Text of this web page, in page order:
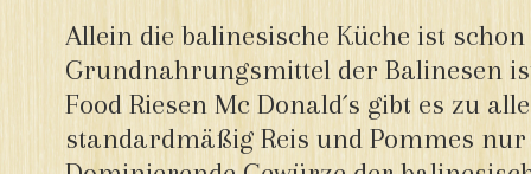
Allein die balinesische Küche ist schon
Grundnahrungsmittel der Balinesen
Food Riesen Mc Donald´s gibt es zu
standardmäßig Reis und Pommes